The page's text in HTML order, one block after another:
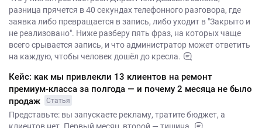
разница прячется в 40 секундах телефонного разговора, где
заявка либо превращается в запись, либо уходит в "Закрыто и
не реализовано". Ниже разберу пять фраз, на которых чаще
всего срывается запись, и что администратор может ответить
на каждую, чтобы человек дошёл до кресла.
Кейс: как мы привлекли 13 клиентов на ремонт
премиум-класса за полгода — и почему 2 месяца не было
продаж
Статья
Представьте: вы запускаете рекламу, тратите бюджет, а